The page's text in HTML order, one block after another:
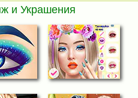
и Украшения